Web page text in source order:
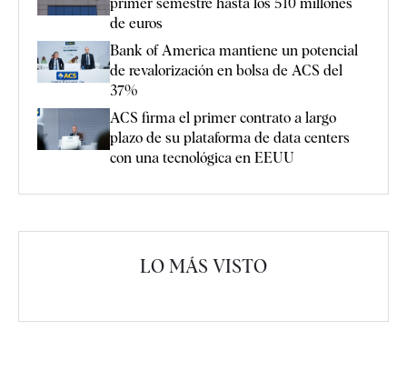
primer semestre hasta los 510 millones
de euros
Bank of America mantiene un potencial
de revalorización en bolsa de ACS del
37%
ACS firma el primer contrato a largo
plazo de su plataforma de data centers
con una tecnológica en EEUU
LO MÁS VISTO